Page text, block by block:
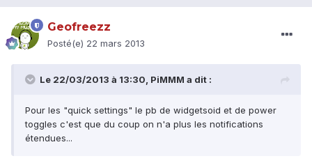
Geofreezz
Posté(e) 22 mars 2013
Le 22/03/2013 à 13:30, PiMMM a dit :
Pour les "quick settings" le pb de widgetsoid et de power
toggles c'est que du coup on n'a plus les notifications
étendues...